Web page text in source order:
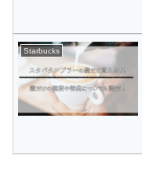
Starbucks